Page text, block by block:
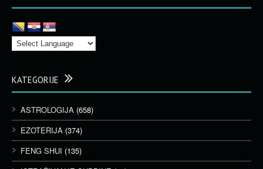
KATEGORIJE
ASTROLOGIJA (658)
EZOTERIJA (374)
FENG SHUI (135)